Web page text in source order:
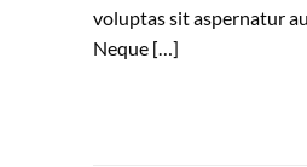
voluptas sit aspernatur
Neque […]